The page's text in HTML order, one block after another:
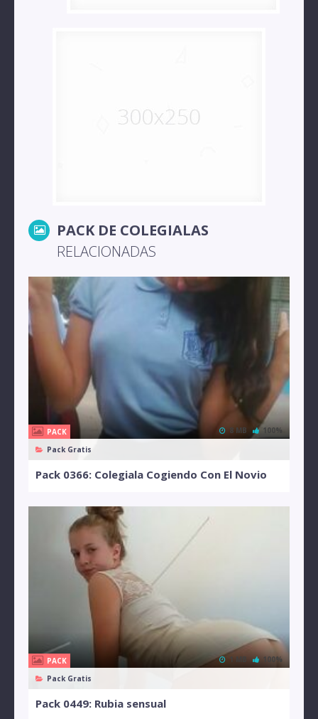
PACK DE COLEGIALAS
RELACIONADAS
PACK
Pack Gratis
8 MB 100%
Pack 0366: Colegiala Cogiendo Con El Novio
PACK
Pack Gratis
1 MB 100%
Pack 0449: Rubia sensual